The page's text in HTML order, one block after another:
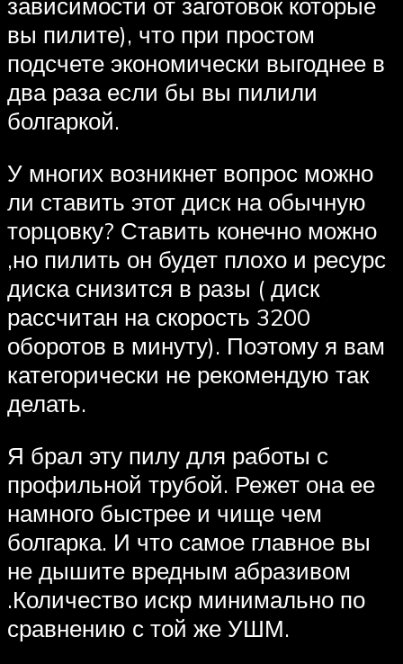
зависимости от заготовок которые
вы пилите), что при простом
подсчете экономически выгоднее в
два раза если бы вы пилили
болгаркой.
У многих возникнет вопрос можно
ли ставить этот диск на обычную
торцовку? Ставить конечно можно
,но пилить он будет плохо и ресурс
диска снизится в разы ( диск
рассчитан на скорость 3200
оборотов в минуту). Поэтому я вам
категорически не рекомендую так
делать.
Я брал эту пилу для работы с
профильной трубой. Режет она ее
намного быстрее и чище чем
болгарка. И что самое главное вы
не дышите вредным абразивом
.Количество искр минимально по
сравнению с той же УШМ.